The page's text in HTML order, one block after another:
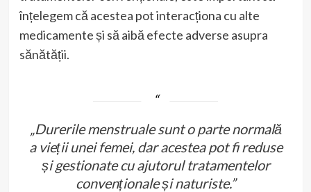
înțelegem că acestea pot interacționa cu alte
medicamente și să aibă efecte adverse asupra
sănătății.
„Durerile menstruale sunt o parte normală
a vieții unei femei, dar acestea pot fi reduse
și gestionate cu ajutorul tratamentelor
convenționale și naturiste.”